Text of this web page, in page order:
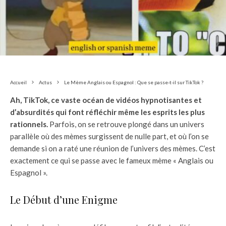
Accueil Actus Le Mème Anglais ou Espagnol : Que se passe-t-il sur TikTok ?
Ah, TikTok, ce vaste océan de vidéos hypnotisantes et
d’absurdités qui font réfléchir même les esprits les plus
rationnels. Parfois, on se retrouve plongé dans un univers
parallèle où des mèmes surgissent de nulle part, et où l’on se
demande si on a raté une réunion de l’univers des mèmes. C’est
exactement ce qui se passe avec le fameux mème « Anglais ou
Espagnol ».
Le Début d’une Enigme